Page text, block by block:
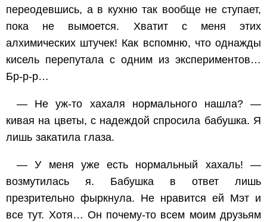
переодевшись, а в кухню так вообще не ступает,
пока не вымоется. Хватит с меня этих
алхимических штучек! Как вспомню, что однажды
кисель перепутала с одним из экспериментов…
Бр-р-р…
— Не уж-то хахаля нормального нашла? —
кивая на цветы, с надеждой спросила бабушка. Я
лишь закатила глаза.
— У меня уже есть нормальный хахаль! —
возмутилась я. Бабушка в ответ лишь
презрительно фыркнула. Не нравится ей Мэт и
все тут. Хотя… Он почему-то всем моим друзьям